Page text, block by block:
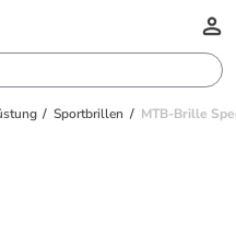
Sportbrillen MTB-Brille